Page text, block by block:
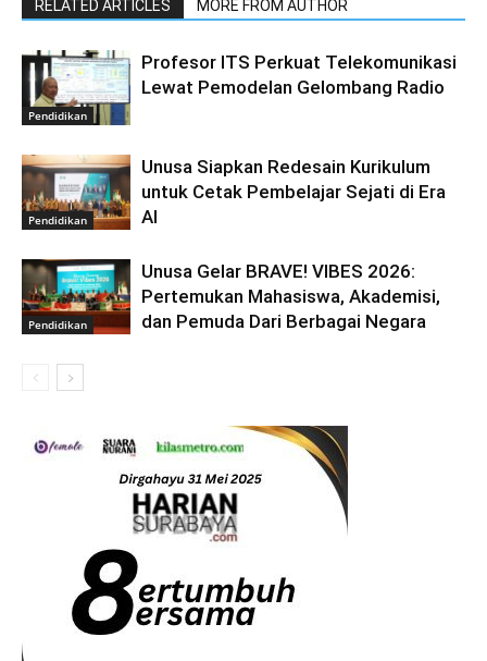
RELATED ARTICLES MORE FROM AUTHOR
Pendidikan
Profesor ITS Perkuat Telekomunikasi
Lewat Pemodelan Gelombang Radio
Pendidikan
Unusa Siapkan Redesain Kurikulum
untuk Cetak Pembelajar Sejati di Era
AI
Pendidikan
Unusa Gelar BRAVE! VIBES 2026:
Pertemukan Mahasiswa, Akademisi,
dan Pemuda Dari Berbagai Negara